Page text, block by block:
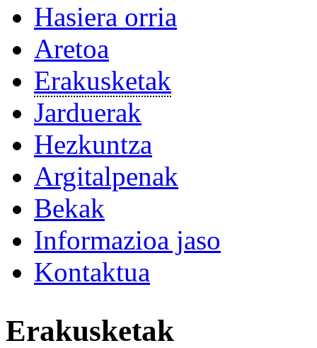
Hasiera orria
Aretoa
Erakusketak
Jarduerak
Hezkuntza
Argitalpenak
Bekak
Informazioa jaso
Kontaktua
Erakusketak